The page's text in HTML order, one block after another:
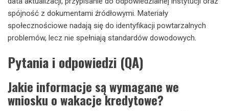
spójność z dokumentami źródłowymi. Materiały
społecznościowe nadają się do identyfikacji powtarzalnych
problemów, lecz nie spełniają standardów dowodowych.
Pytania i odpowiedzi (QA)
Jakie informacje są wymagane we
wniosku o wakacje kredytowe?